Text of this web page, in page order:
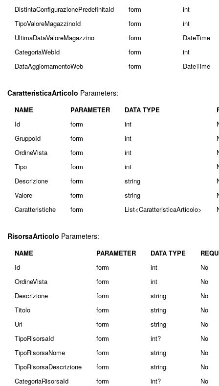
DistintaConfigurazionePredefinitaId
form
int
TipoValoreMagazzinoId
form
int
UltimaDataValoreMagazzino
form
DateTime
CategoriaWebId
form
int
DataAggiornamentoWeb
form DateTime
CaratteristicaArticolo Parameters:
NAME PARAMETER DATA TYPE
Id
form int
GruppoId
form int
OrdineVista
form int
Tipo
form int
Descrizione
form string
Valore
form string
Caratteristiche
form List<CaratteristicaArticolo>
RisorsaArticolo Parameters:
NAME PARAMETER DATA TYPE
Id
form int
No
OrdineVista
form int
No
Descrizione
form string
No
Titolo
form string
No
Url
form string
No
TipoRisorsaId
form int?
No
TipoRisorsaNome
form string
No
TipoRisorsaDescrizione
form string
No
CategoriaRisorsaId
form int?
No